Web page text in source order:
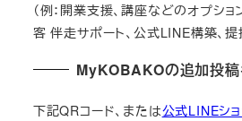
（例：開業支援、講座などのオプシ
客 伴走サポート、公式LINE構築、提
MyKOBAKOの追加投稿
下記QRコード、または公式LINEシ